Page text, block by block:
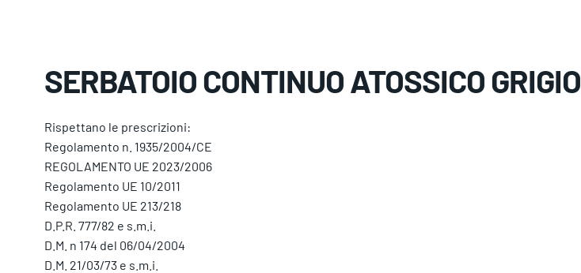
SERBATOIO CONTINUO ATOSSICO GRIGIO
Rispettano le prescrizioni:
Regolamento n. 1935/2004/CE
REGOLAMENTO UE 2023/2006
Regolamento UE 10/2011
Regolamento UE 213/218
D.P.R. 777/82 e s.m.i.
D.M. n 174 del 06/04/2004
D.M. 21/03/73 e s.m.i.